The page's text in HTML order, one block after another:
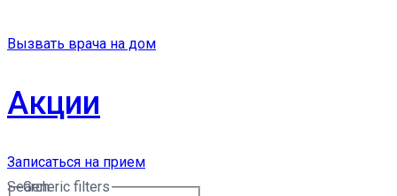
Вызвать врача на дом
Акции
Записаться на прием
Search
Generic filters